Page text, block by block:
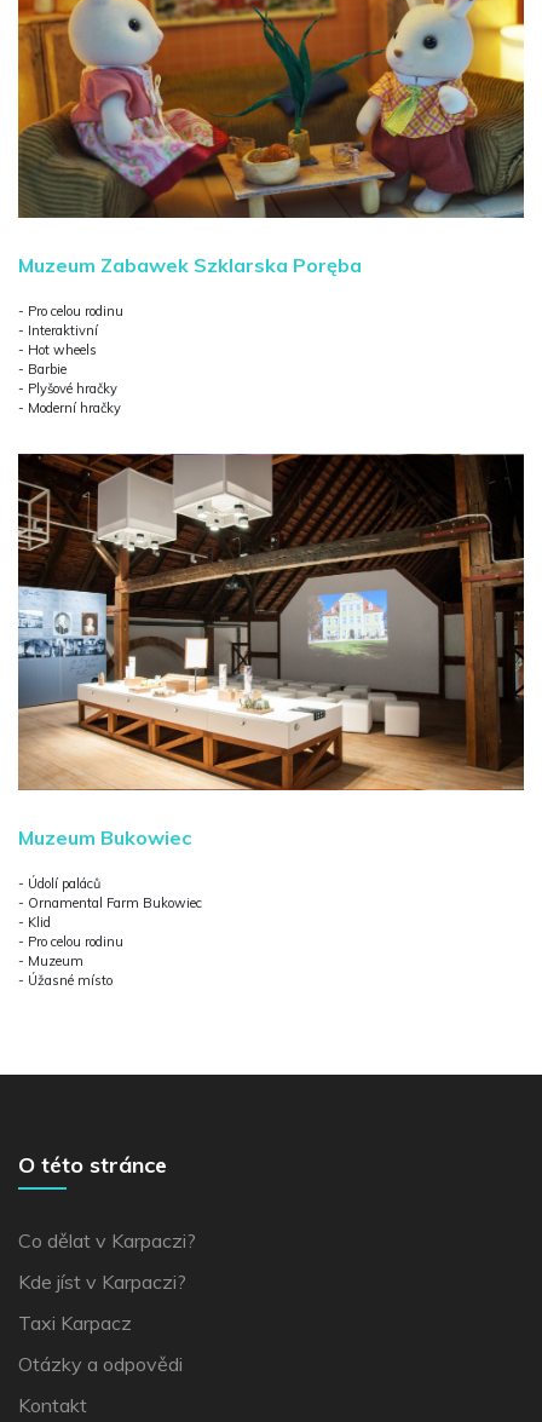
Muzeum Zabawek Szklarska Poręba
- Pro celou rodinu
- Interaktivní
- Hot wheels
- Barbie
- Plyšové hračky
- Moderní hračky
Muzeum Bukowiec
- Údolí paláců
- Ornamental Farm Bukowiec
- Klid
- Pro celou rodinu
- Muzeum
- Úžasné místo
O této stránce
Co dělat v Karpaczi?
Kde jíst v Karpaczi?
Taxi Karpacz
Otázky a odpovědi
Kontakt